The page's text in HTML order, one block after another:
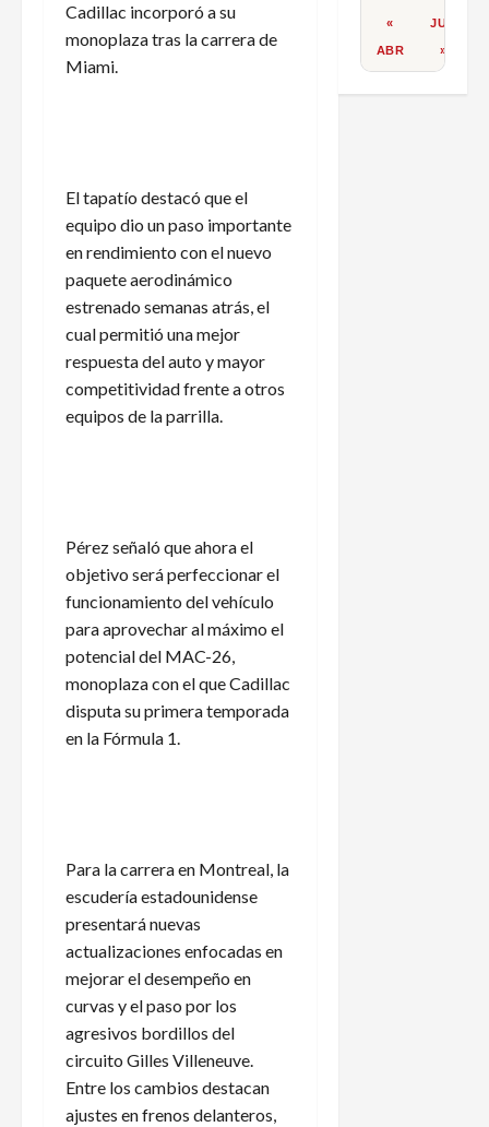
Cadillac incorporó a su
monoplaza tras la carrera de
Miami.
El tapatío destacó que el
equipo dio un paso importante
en rendimiento con el nuevo
paquete aerodinámico
estrenado semanas atrás, el
cual permitió una mejor
respuesta del auto y mayor
competitividad frente a otros
equipos de la parrilla.
Pérez señaló que ahora el
objetivo será perfeccionar el
funcionamiento del vehículo
para aprovechar al máximo el
potencial del MAC-26,
monoplaza con el que Cadillac
disputa su primera temporada
en la Fórmula 1.
Para la carrera en Montreal, la
escudería estadounidense
presentará nuevas
actualizaciones enfocadas en
mejorar el desempeño en
curvas y el paso por los
agresivos bordillos del
circuito Gilles Villeneuve.
Entre los cambios destacan
ajustes en frenos delanteros,
«
ABR
JUN
»